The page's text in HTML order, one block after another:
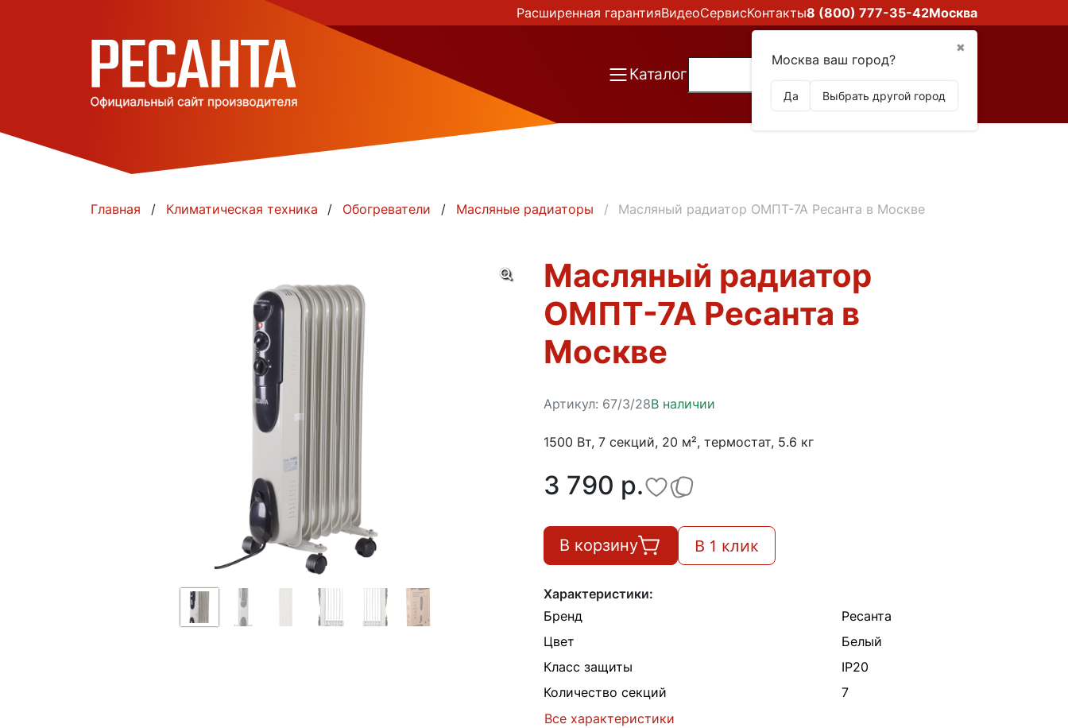
Расширенная гарантияВидеоСервисКонтакты8 (800) 777-35-42Москва
✖
Москва ваш город?
Да Выбрать другой город
Каталог
Главная Климатическая техника Обогреватели Масляные радиаторы Масляный радиатор ОМПТ-7А Ресанта в Москве
Масляный радиатор
ОМПТ-7А Ресанта в
Москве
Артикул: 67/3/28В наличии
1500 Вт, 7 секций, 20 м², термостат, 5.6 кг
3 790 p.
В корзину В 1 клик
Характеристики:
Бренд
Ресанта
Цвет
Белый
Класс защиты
IP20
Количество секций
7
Все характеристики